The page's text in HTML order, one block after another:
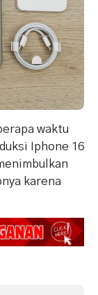
waktu
Iphone 16
karena